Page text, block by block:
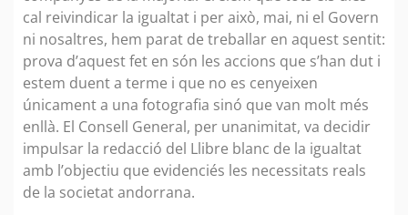
cal reivindicar la igualtat i per això, mai, ni el Govern
ni nosaltres, hem parat de treballar en aquest sentit:
prova d’aquest fet en són les accions que s’han dut i
estem duent a terme i que no es cenyeixen
únicament a una fotografia sinó que van molt més
enllà. El Consell General, per unanimitat, va decidir
impulsar la redacció del Llibre blanc de la igualtat
amb l’objectiu que evidenciés les necessitats reals
de la societat andorrana.